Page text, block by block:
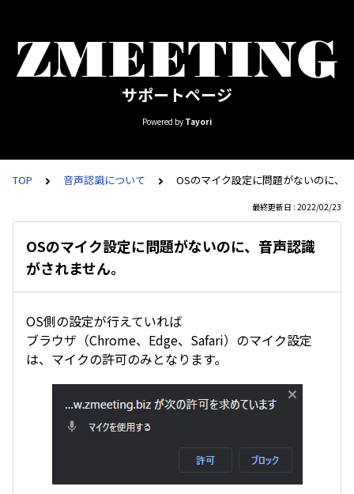
サポートページ
Powered by Tayori
TOP 音声認識について OSのマイク設定に問題がないのに、
最終更新日 : 2022/02/23
OSのマイク設定に問題がないのに、音声認識
がされません。
OS側の設定が行えていれば
ブラウザ（Chrome、Edge、Safari）のマイク設定
は、マイクの許可のみとなります。